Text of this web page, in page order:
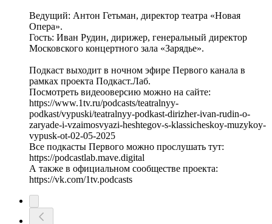
Ведущий: Антон Гетьман, директор театра «Новая
Опера».
Гость: Иван Рудин, дирижер, генеральный директор
Московского концертного зала «Зарядье».
Подкаст выходит в ночном эфире Первого канала в
рамках проекта Подкаст.Лаб.
Посмотреть видеооверсию можно на сайте:
https://www.1tv.ru/podcasts/teatralnyy-
podkast/vypuski/teatralnyy-podkast-dirizher-ivan-rudin-o-
zaryade-i-vzaimosvyazi-heshtegov-s-klassicheskoy-muzykoy-
vypusk-ot-02-05-2025
Все подкасты Первого можно прослушать тут:
https://podcastlab.mave.digital
А также в официальном сообществе проекта:
https://vk.com/1tv.podcasts